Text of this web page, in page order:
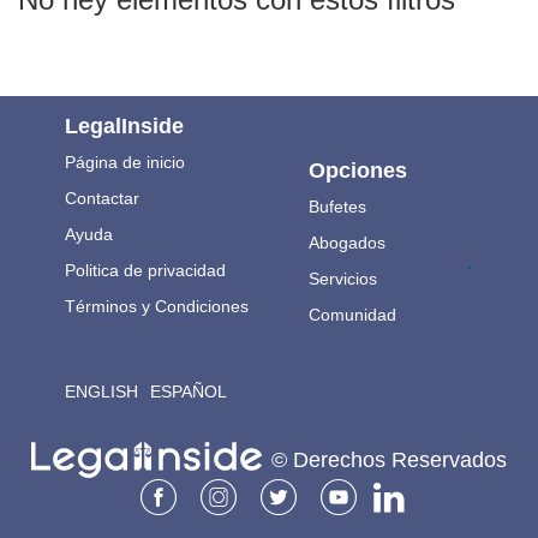
LegalInside
Página de inicio
Contactar
Ayuda
Politica de privacidad
Términos y Condiciones
ENGLISH ESPAÑOL
Opciones
Bufetes
Abogados
Servicios
Comunidad
.
© Derechos Reservados